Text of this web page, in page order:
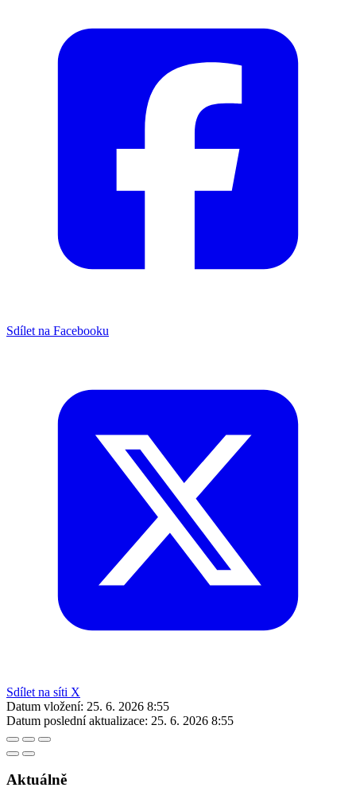
Sdílet na Facebooku
Sdílet na síti X
Datum vložení: 25. 6. 2026 8:55
Datum poslední aktualizace: 25. 6. 2026 8:55
Aktuálně